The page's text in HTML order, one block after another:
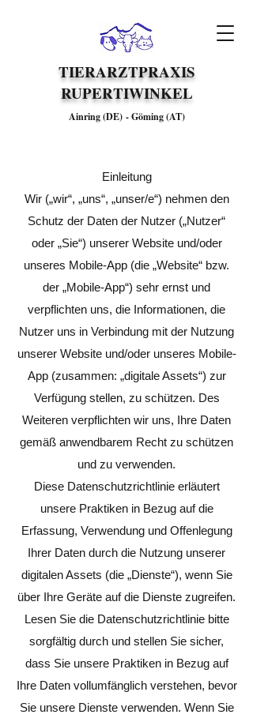
TIERARZTPRAXIS
RUPERTIWINKEL
Ainring (DE) -Göming (AT)
Einleitung
Wir („wir“, „uns“, „unser/e“) nehmen den
Schutz der Daten der Nutzer („Nutzer“
oder „Sie“) unserer Website und/oder
unseres Mobile-App (die „Website“ bzw.
der „Mobile-App“) sehr ernst und
verpflichten uns, die Informationen, die
Nutzer uns in Verbindung mit der Nutzung
unserer Website und/oder unseres Mobile-
App (zusammen: „digitale Assets“) zur
Verfügung stellen, zu schützen. Des
Weiteren verpflichten wir uns, Ihre Daten
gemäß anwendbarem Recht zu schützen
und zu verwenden.
Diese Datenschutzrichtlinie erläutert
unsere Praktiken in Bezug auf die
Erfassung, Verwendung und Offenlegung
Ihrer Daten durch die Nutzung unserer
digitalen Assets (die „Dienste“), wenn Sie
über Ihre Geräte auf die Dienste zugreifen.
Lesen Sie die Datenschutzrichtlinie bitte
sorgfältig durch und stellen Sie sicher,
dass Sie unsere Praktiken in Bezug auf
Ihre Daten vollumfänglich verstehen, bevor
Sie unsere Dienste verwenden. Wenn Sie